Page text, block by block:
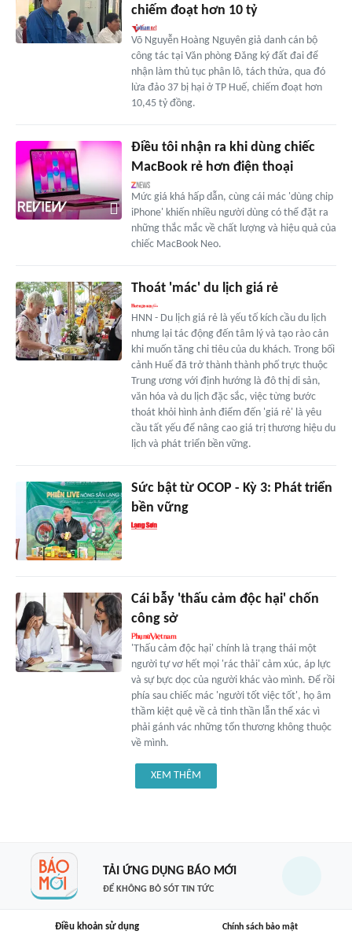
chiếm đoạt hơn 10 tỷ
Võ Nguyễn Hoàng Nguyên giả danh cán bộ
công tác tại Văn phòng Đăng ký đất đai để
nhận làm thủ tục phân lô, tách thửa, qua đó
lừa đảo 37 bị hại ở TP Huế, chiếm đoạt hơn
10,45 tỷ đồng.
Điều tôi nhận ra khi dùng chiếc
MacBook rẻ hơn điện thoại
Mức giá khá hấp dẫn, cùng cái mác 'dùng chip
iPhone' khiến nhiều người dùng có thể đặt ra
những thắc mắc về chất lượng và hiệu quả của
chiếc MacBook Neo.
Thoát 'mác' du lịch giá rẻ
HNN - Du lịch giá rẻ là yếu tố kích cầu du lịch
nhưng lại tác động đến tâm lý và tạo rào cản
khi muốn tăng chi tiêu của du khách. Trong bối
cảnh Huế đã trở thành thành phố trực thuộc
Trung ương với định hướng là đô thị di sản,
văn hóa và du lịch đặc sắc, việc từng bước
thoát khỏi hình ảnh điểm đến 'giá rẻ' là yêu
cầu tất yếu để nâng cao giá trị thương hiệu du
lịch và phát triển bền vững.
Sức bật từ OCOP - Kỳ 3: Phát triển
bền vững
Cái bẫy 'thấu cảm độc hại' chốn
công sở
'Thấu cảm độc hại' chính là trạng thái một
người tự vơ hết mọi 'rác thải' cảm xúc, áp lực
và sự bực dọc của người khác vào mình. Để rồi
phía sau chiếc mác 'người tốt việc tốt', họ âm
thầm kiệt quệ về cả tinh thần lẫn thể xác vì
phải gánh vác những tổn thương không thuộc
về mình.
XEM THÊM
TẢI ỨNG DỤNG BÁO MỚI
ĐỂ KHÔNG BỎ SÓT TIN TỨC
Điều khoản sử dụng Chính sách bảo mật